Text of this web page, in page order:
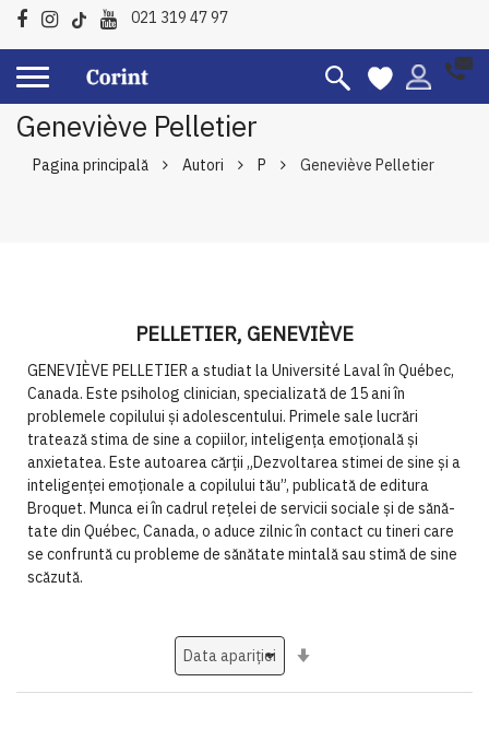
021 319 47 97
Geneviève Pelletier
Pagina principală Autori P Geneviève Pelletier
PELLETIER, GENEVIÈVE
GENEVIÈVE PELLETIER a studiat la Université Laval în Qué­bec,
Canada. Este psiholog clinician, specializată de 15 ani în
problemele copilului și adolescentului. Primele sale lucrări
tratează stima de sine a copiilor, inteligența emoțională și
anxietatea. Este autoarea cărții „Dez­voltarea stimei de sine și a
inteligenței emoționale a copilului tău”, publicată de editura
Broquet. Munca ei în cadrul rețelei de servicii sociale și de sănă­
tate din Québec, Canada, o aduce zilnic în contact cu tineri care
se confruntă cu probleme de sănătate mintală sau stimă de sine
scăzută.